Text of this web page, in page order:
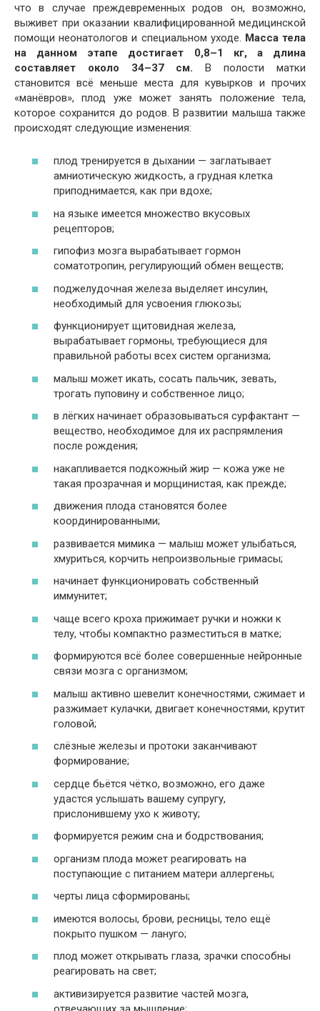
что в случае преждевременных родов он, возможно,
выживет при оказании квалифицированной медицинской
помощи неонатологов и специальном уходе. Масса тела
на данном этапе достигает 0,8–1 кг, а длина
составляет около 34–37 см. В полости матки
становится всё меньше места для кувырков и прочих
«манёвров», плод уже может занять положение тела,
которое сохранится до родов. В развитии малыша также
происходят следующие изменения:
плод тренируется в дыхании — заглатывает
амниотическую жидкость, а грудная клетка
приподнимается, как при вдохе;
на языке имеется множество вкусовых
рецепторов;
гипофиз мозга вырабатывает гормон
соматотропин, регулирующий обмен веществ;
поджелудочная железа выделяет инсулин,
необходимый для усвоения глюкозы;
функционирует щитовидная железа,
вырабатывает гормоны, требующиеся для
правильной работы всех систем организма;
малыш может икать, сосать пальчик, зевать,
трогать пуповину и собственное лицо;
в лёгких начинает образовываться сурфактант —
вещество, необходимое для их распрямления
после рождения;
накапливается подкожный жир — кожа уже не
такая прозрачная и морщинистая, как прежде;
движения плода становятся более
координированными;
развивается мимика — малыш может улыбаться,
хмуриться, корчить непроизвольные гримасы;
начинает функционировать собственный
иммунитет;
чаще всего кроха прижимает ручки и ножки к
телу, чтобы компактно разместиться в матке;
формируются всё более совершенные нейронные
связи мозга с организмом;
малыш активно шевелит конечностями, сжимает и
разжимает кулачки, двигает конечностями, крутит
головой;
слёзные железы и протоки заканчивают
формирование;
сердце бьётся чётко, возможно, его даже
удастся услышать вашему супругу,
прислонившему ухо к животу;
формируется режим сна и бодрствования;
организм плода может реагировать на
поступающие с питанием матери аллергены;
черты лица сформированы;
имеются волосы, брови, ресницы, тело ещё
покрыто пушком — лануго;
плод может открывать глаза, зрачки способны
реагировать на свет;
активизируется развитие частей мозга,